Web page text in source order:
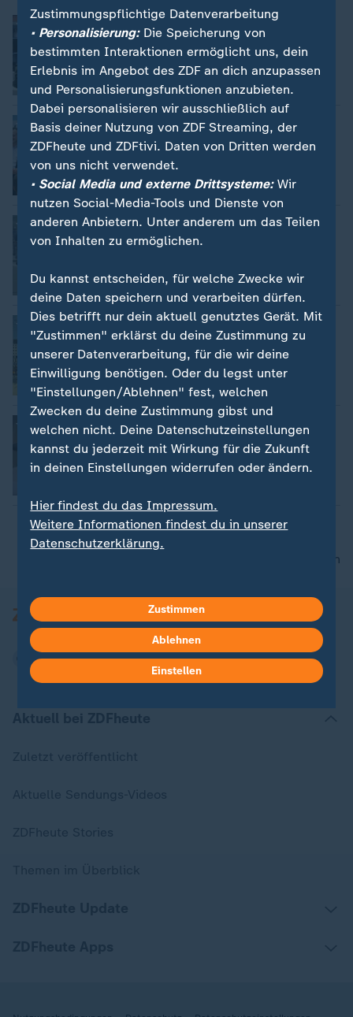
Kritik am Stellenabbau bei Lufthansa
Sina Mainitz
Video1:28
Nach den Stichwahlen in NRW
Dominik Müller-Russell
Video 2:03
Lebensgefühl Ost
Daniela Sonntag
Video 2:10
Münchner S-Bahn-Ausbau
Chiara Dombek
Video 1:38
Max und Moritz feiern Geburtstag
nach oben
Zustimmungspflichtige Datenverarbeitung
• Personalisierung:Die Speicherung von
bestimmten Interaktionen ermöglicht uns, dein
Erlebnis im Angebot des ZDF an dich anzupassen
und Personalisierungsfunktionen anzubieten.
Dabei personalisieren wir ausschließlich auf
Basis deiner Nutzung von ZDF Streaming, der
ZDFheute und ZDFtivi. Daten von Dritten werden
von uns nicht verwendet.
• Social Media und externe Drittsysteme:Wir
nutzen Social-Media-Tools und Dienste von
anderen Anbietern. Unter anderem um das Teilen
von Inhalten zu ermöglichen.
Du kannst entscheiden, für welche Zwecke wir
deine Daten speichern und verarbeiten dürfen.
Dies betrifft nur dein aktuell genutztes Gerät. Mit
"Zustimmen" erklärst du deine Zustimmung zu
unserer Datenverarbeitung, für die wir deine
Einwilligung benötigen. Oder du legst unter
"Einstellungen/Ablehnen" fest, welchen
Zwecken du deine Zustimmung gibst und
welchen nicht. Deine Datenschutzeinstellungen
kannst du jederzeit mit Wirkung für die Zukunft
in deinen Einstellungen widerrufen oder ändern.
Hier findest du das Impressum.
Weitere Informationen findest du in unserer
Datenschutzerklärung.
Zustimmen
Ablehnen
Einstellen